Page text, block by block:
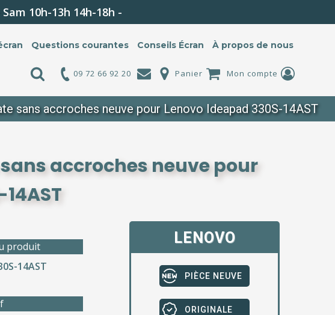
10h-13h 14h-18h -
Questions courantes Conseils Écran À propos de nous
09 72 66 92 20 Panier Mon compte
sans accroches neuve pour Lenovo Ideapad 330S-14AST
accroches neuve pour
produit
14AST
LENOVO
PIÈCE NEUVE
ORIGINALE